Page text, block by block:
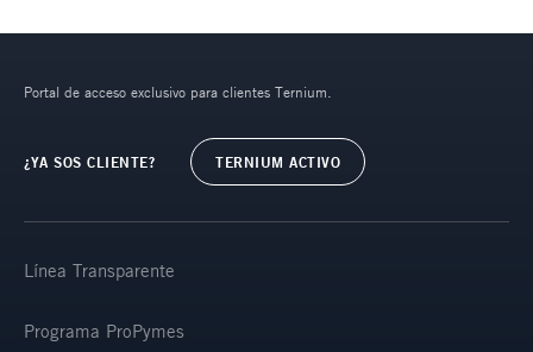
Portal de acceso exclusivo para clientes Ternium.
¿YA SOS CLIENTE? TERNIUM ACTIVO
Línea Transparente
Programa ProPymes